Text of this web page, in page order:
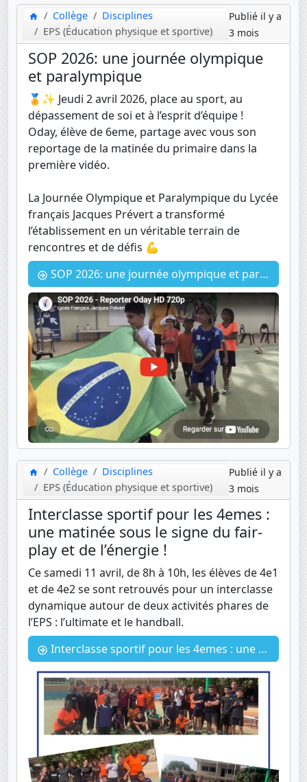
Collège
Disciplines
EPS (Éducation physique et sportive)
Publié il y a
3 mois
SOP 2026: une journée olympique
et paralympique
🏅✨ Jeudi 2 avril 2026, place au sport, au
dépassement de soi et à l’esprit d’équipe !
Oday, élève de 6eme, partage avec vous son
reportage de la matinée du primaire dans la
première vidéo.
La Journée Olympique et Paralympique du Lycée
français Jacques Prévert a transformé
l’établissement en un véritable terrain de
rencontres et de défis 💪
SOP 2026: une journée olympique et paralympique
Collège
Disciplines
EPS (Éducation physique et sportive)
Publié il y a
3 mois
Interclasse sportif pour les 4emes :
une matinée sous le signe du fair-
play et de l’énergie !
Ce samedi 11 avril, de 8h à 10h, les élèves de 4e1
et de 4e2 se sont retrouvés pour un interclasse
dynamique autour de deux activités phares de
l’EPS : l’ultimate et le handball.
Interclasse sportif pour les 4emes : une matinée sous le signe du fair-play et de l’énergie !